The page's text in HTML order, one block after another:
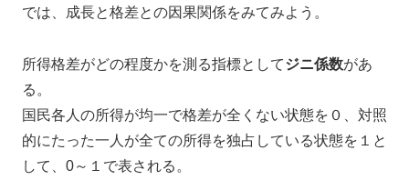
では、成長と格差との因果関係をみてみよう。
所得格差がどの程度かを測る指標としてジニ係数があ
る。
国民各人の所得が均一で格差が全くない状態を０、対照
的にたった一人が全ての所得を独占している状態を１と
して、0～１で表される。